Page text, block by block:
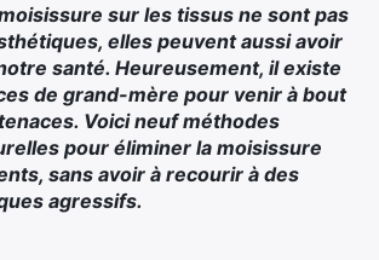
sur les tissus ne sont pas
elles peuvent aussi avoir
santé. Heureusement, il existe
de grand-mère pour venir à bout
Voici neuf méthodes
pour éliminer la moisissure
sans avoir à recourir à des
agressifs.